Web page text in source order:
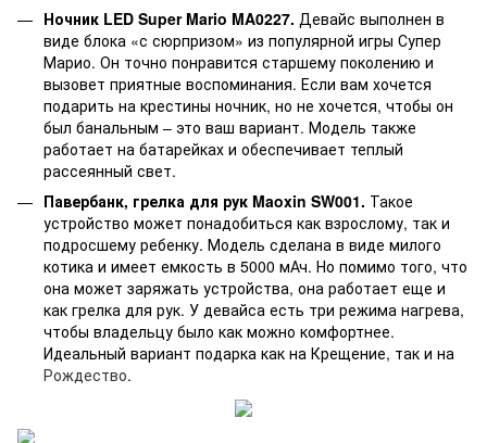
Ночник LED Super Mario MA0227. Девайс выполнен в
виде блока «с сюрпризом» из популярной игры Супер
Марио. Он точно понравится старшему поколению и
вызовет приятные воспоминания. Если вам хочется
подарить на крестины ночник, но не хочется, чтобы он
был банальным – это ваш вариант. Модель также
работает на батарейках и обеспечивает теплый
рассеянный свет.
Павербанк, грелка для рук Maoxin SW001. Такое
устройство может понадобиться как взрослому, так и
подросшему ребенку. Модель сделана в виде милого
котика и имеет емкость в 5000 мАч. Но помимо того, что
она может заряжать устройства, она работает еще и
как грелка для рук. У девайса есть три режима нагрева,
чтобы владельцу было как можно комфортнее.
Идеальный вариант подарка как на Крещение, так и на
Рождество.